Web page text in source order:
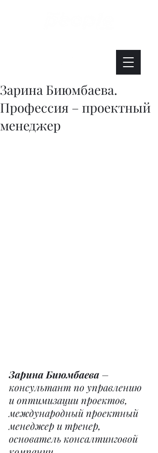
Зарина Биюмбаева.
Профессия – проектный
менеджер
Зарина Биюмбаева –
консультант по управлению
и оптимизации проектов,
международный проектный
менеджер и тренер,
основатель консалтинговой